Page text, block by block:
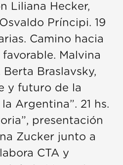
Liliana Hecker,
Príncipi. 19
Camino hacia
Malvina
Berta Braslavsky,
y futuro de la
Argentina”. 21 hs.
presentación
Zucker junto a
CTA y